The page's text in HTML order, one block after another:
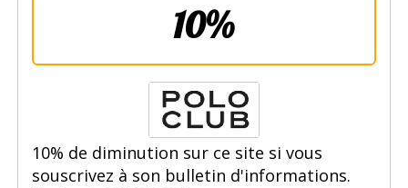
10%
10% de diminution sur ce site si vous
souscrivez à son bulletin d'informations.